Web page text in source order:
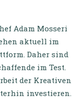
Adam Mosseri
aktuell im
Daher sind
im Test.
der Kreativen
investieren.